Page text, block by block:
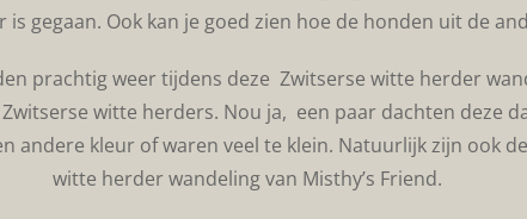
gegaan. Ook kan je goed zien hoe de honden uit de
prachtig weer tijdens deze Zwitserse witte herder
witte herders. Nou ja, een paar dachten deze
andere kleur of waren veel te klein. Natuurlijk zijn ook
witte herder wandeling van Misthy’s Friend.